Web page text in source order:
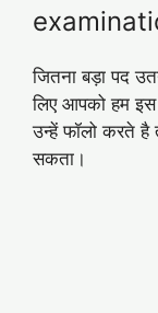
जितना बड़ा पद
लिए आपको हम
उन्हें फॉलो करते है
सकता।